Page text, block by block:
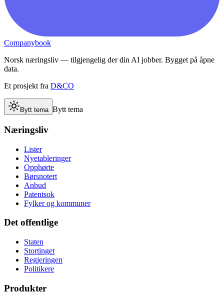
Companybook
Norsk næringsliv — tilgjengelig der din AI jobber. Bygget på åpne
data.
Et prosjekt fra D&CO
Bytt tema Bytt tema
Næringsliv
Lister
Nyetableringer
Opphørte
Børsnotert
Anbud
Patentsok
Fylker og kommuner
Det offentlige
Staten
Stortinget
Regjeringen
Politikere
Produkter